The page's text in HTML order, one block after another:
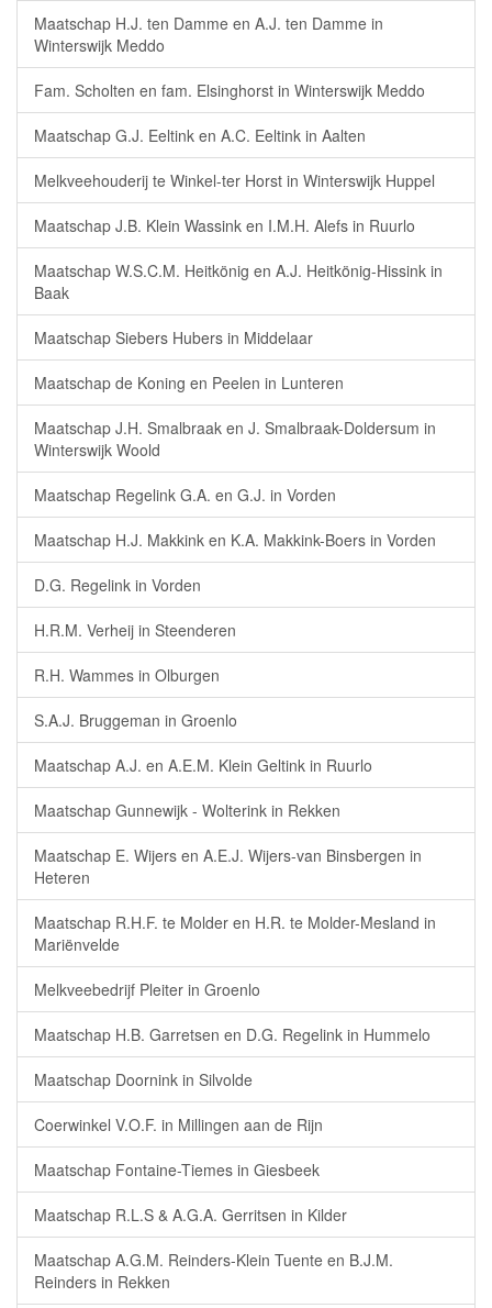
Maatschap H.J. ten Damme en A.J. ten Damme in
Winterswijk Meddo
Fam. Scholten en fam. Elsinghorst in Winterswijk Meddo
Maatschap G.J. Eeltink en A.C. Eeltink in Aalten
Melkveehouderij te Winkel-ter Horst in Winterswijk Huppel
Maatschap J.B. Klein Wassink en I.M.H. Alefs in Ruurlo
Maatschap W.S.C.M. Heitkönig en A.J. Heitkönig-Hissink in
Baak
Maatschap Siebers Hubers in Middelaar
Maatschap de Koning en Peelen in Lunteren
Maatschap J.H. Smalbraak en J. Smalbraak-Doldersum in
Winterswijk Woold
Maatschap Regelink G.A. en G.J. in Vorden
Maatschap H.J. Makkink en K.A. Makkink-Boers in Vorden
D.G. Regelink in Vorden
H.R.M. Verheij in Steenderen
R.H. Wammes in Olburgen
S.A.J. Bruggeman in Groenlo
Maatschap A.J. en A.E.M. Klein Geltink in Ruurlo
Maatschap Gunnewijk - Wolterink in Rekken
Maatschap E. Wijers en A.E.J. Wijers-van Binsbergen in
Heteren
Maatschap R.H.F. te Molder en H.R. te Molder-Mesland in
Mariënvelde
Melkveebedrijf Pleiter in Groenlo
Maatschap H.B. Garretsen en D.G. Regelink in Hummelo
Maatschap Doornink in Silvolde
Coerwinkel V.O.F. in Millingen aan de Rijn
Maatschap Fontaine-Tiemes in Giesbeek
Maatschap R.L.S & A.G.A. Gerritsen in Kilder
Maatschap A.G.M. Reinders-Klein Tuente en B.J.M.
Reinders in Rekken